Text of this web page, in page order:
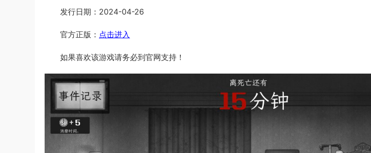
发行日期：2024-04-26
官方正版： 点击进入
如果喜欢该游戏请务必到官网支持！